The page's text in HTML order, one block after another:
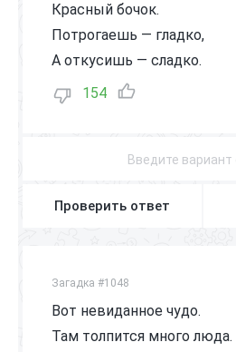
Красный бочок.
Потрогаешь — гладко,
А откусишь — сладко.
154
Проверить ответ
Загадка #1048
Вот невиданное чудо.
Там толпится много люда.